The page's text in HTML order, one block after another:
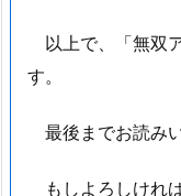
以上で、「無双
す。
最後までお読み
もしよろしけれ